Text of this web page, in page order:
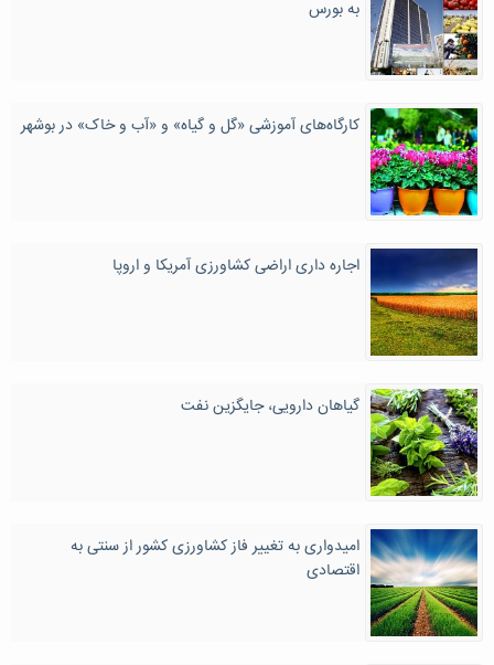
به بورس
کارگاه‌های آموزشی «گل و گیاه» و «آب و خاک» در بوشهر
اجاره داری اراضی کشاورزی آمریکا و اروپا
گیاهان دارویی، جایگزین نفت
امیدواری به تغییر فاز کشاورزی کشور از سنتی به
اقتصادی